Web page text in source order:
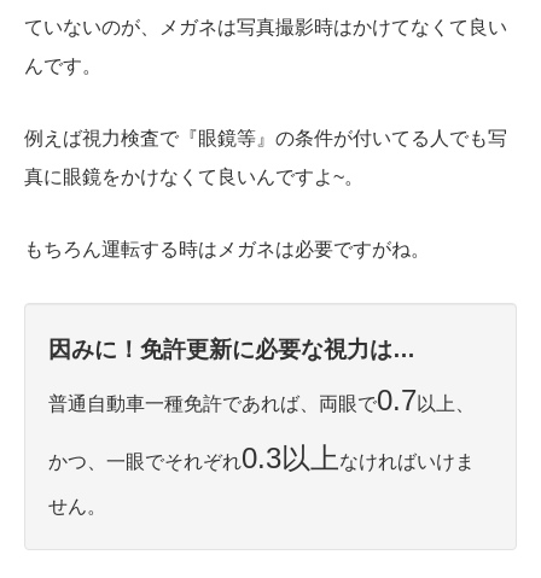
ていないのが、メガネは写真撮影時はかけてなくて良い
んです。
例えば視力検査で『眼鏡等』の条件が付いてる人でも写
真に眼鏡をかけなくて良いんですよ~。
もちろん運転する時はメガネは必要ですがね。
因みに！免許更新に必要な視力は…
普通自動車一種免許であれば、両眼で0.7以上、
かつ、一眼でそれぞれ0.3以上 なければいけま
せん。